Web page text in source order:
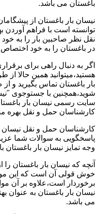
باغستان می باشد.
نیسان بار باغستان از
توانسته است با فراهم آوردن
نقل نظر صاحبین بار را به
در باغستان را به خود
اگر به دنبال راهی برای
هستید،میتوانید همین حالا
بار باغستان تماس بگیرید و
شوید،همچنین با جستوجوی
سایت رسمی نیسان بار
کارشناسان حمل و نقل بهره
کارشناسان حمل و نقل نیسان
پاسخگویی به سوالات شما
وجه تمایز نیسان بار باغستان
آنچه که نیسان بار باغستان را
خوش قولی آن است که این
برخوردار است،علاوه بر آن
نیسان بار باغستان به عنوان
می باشد.